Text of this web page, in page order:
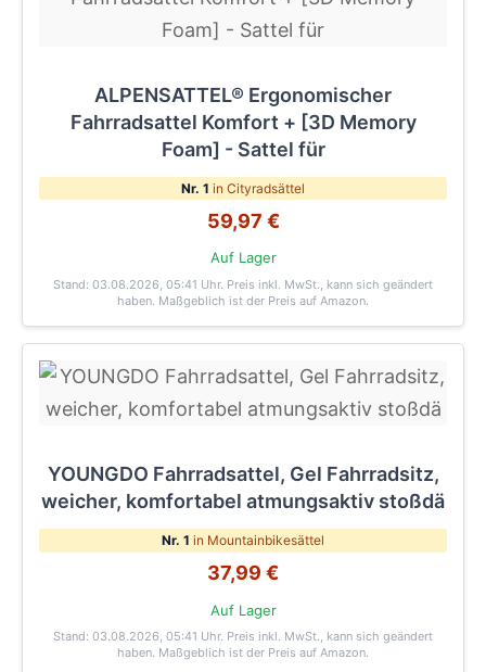
ALPENSATTEL® Ergonomischer
Fahrradsattel Komfort + [3D Memory
Foam] - Sattel für
Nr. 1 in Cityradsättel
59,97 €
Auf Lager
Stand: 03.08.2026, 05:41 Uhr. Preis inkl. MwSt., kann sich geändert
haben. Maßgeblich ist der Preis auf Amazon.
YOUNGDO Fahrradsattel, Gel Fahrradsitz,
weicher, komfortabel atmungsaktiv stoßdä
Nr. 1 in Mountainbikesättel
37,99 €
Auf Lager
Stand: 03.08.2026, 05:41 Uhr. Preis inkl. MwSt., kann sich geändert
haben. Maßgeblich ist der Preis auf Amazon.